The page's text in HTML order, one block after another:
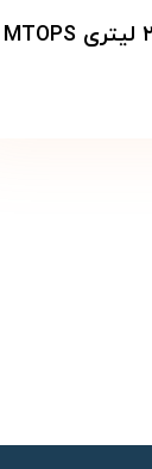
شوف بالن ۲ لیتری MTOPS